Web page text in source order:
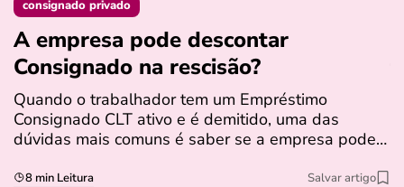
consignado privado
A empresa pode descontar
Consignado na rescisão​?
Quando o trabalhador tem um Empréstimo
Consignado CLT ativo e é demitido, uma das
dúvidas mais comuns é saber se a empresa pode…
8 min Leitura Salvar artigo